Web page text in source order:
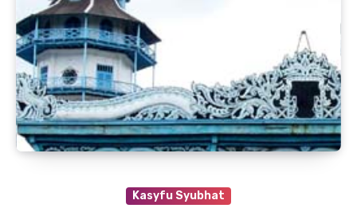
Kasyfu Syubhat